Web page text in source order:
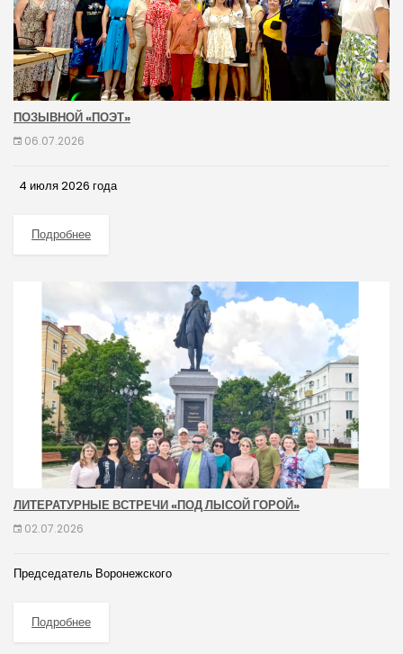
ПОЗЫВНОЙ «ПОЭТ»
06.07.2026
4 июля 2026 года
Подробнее
ЛИТЕРАТУРНЫЕ ВСТРЕЧИ «ПОД ЛЫСОЙ ГОРОЙ»
02.07.2026
Председатель Воронежского
Подробнее